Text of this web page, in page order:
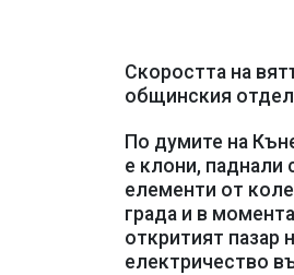
Скоростта на
общинския отдел
По думите на
е клони, паднали
елементи от
града и в
откритият пазар
електричество